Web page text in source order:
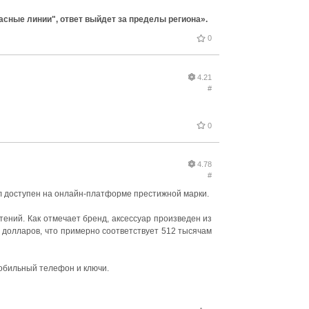
линии", ответ выйдет за пределы региона».
0
4.21
#
0
4.78
#
на онлайн-платформе престижной марки.
Как отмечает бренд, аксессуар произведен из
что примерно соответствует 512 тысячам
телефон и ключи.